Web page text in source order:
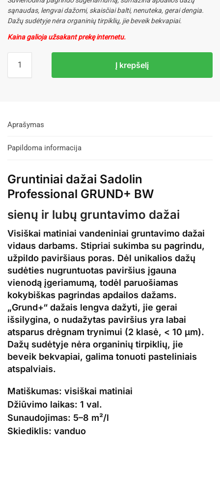
sąnaudas, lengvai dažomi, skaisčiai balti, nenuteka, gerai dengia.
Dažų sudėtyje nėra organinių tirpiklių, jie beveik bekvapiai.
Kaina galioja užsakant prekę internetu.
Į krepšelį
Aprašymas
Papildoma informacija
Gruntiniai dažai Sadolin
Professional GRUND+ BW
sienų ir lubų gruntavimo dažai
Visiškai matiniai vandeniniai gruntavimo dažai
vidaus darbams. Stipriai sukimba su pagrindu,
užpildo paviršiaus poras. Dėl unikalios dažų
sudėties nugruntuotas paviršius įgauna
vienodą įgeriamumą, todėl paruošiamas
kokybiškas pagrindas apdailos dažams.
„Grund+“ dažais lengva dažyti, jie gerai
išsilygina, o nudažytas paviršius yra labai
atsparus drėgnam trynimui (2 klasė, < 10 μm).
Dažų sudėtyje nėra organinių tirpiklių, jie
beveik bekvapiai, galima tonuoti pasteliniais
atspalviais.
Matiškumas: visiškai matiniai
Džiūvimo laikas: 1 val.
Sunaudojimas: 5–8 m²/l
Skiediklis: vanduo